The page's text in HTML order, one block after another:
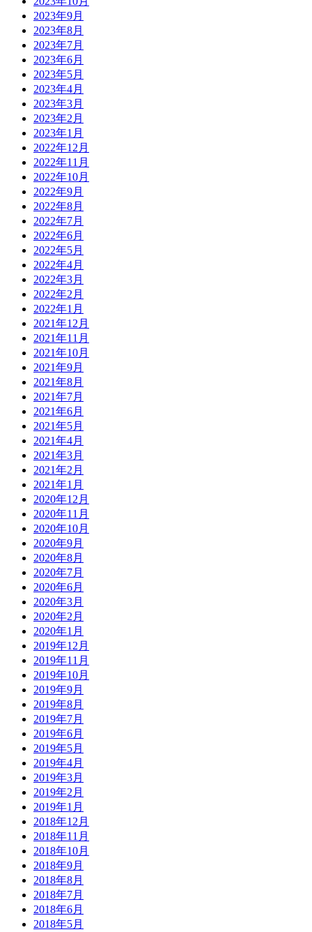
2023年9月
2023年8月
2023年7月
2023年6月
2023年5月
2023年4月
2023年3月
2023年2月
2023年1月
2022年12月
2022年11月
2022年10月
2022年9月
2022年8月
2022年7月
2022年6月
2022年5月
2022年4月
2022年3月
2022年2月
2022年1月
2021年12月
2021年11月
2021年10月
2021年9月
2021年8月
2021年7月
2021年6月
2021年5月
2021年4月
2021年3月
2021年2月
2021年1月
2020年12月
2020年11月
2020年10月
2020年9月
2020年8月
2020年7月
2020年6月
2020年3月
2020年2月
2020年1月
2019年12月
2019年11月
2019年10月
2019年9月
2019年8月
2019年7月
2019年6月
2019年5月
2019年4月
2019年3月
2019年2月
2019年1月
2018年12月
2018年11月
2018年10月
2018年9月
2018年8月
2018年7月
2018年6月
2018年5月